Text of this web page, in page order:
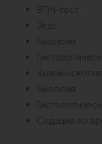
ВПЧ-тест
Эгдс
Биопсия
Колоноскопия
Биопсия
Седация во